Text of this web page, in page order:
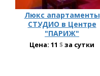
Люкс апартаменты
СТУДИО в Центре
"ПАРИЖ"
Цена: 11 $за сутки